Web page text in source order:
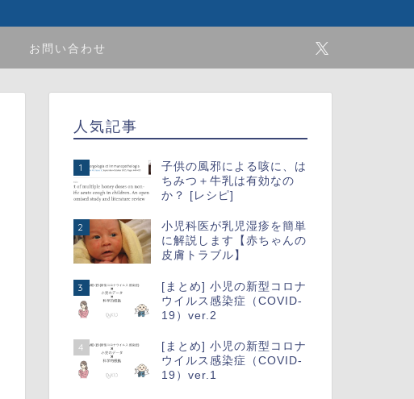
お問い合わせ
人気記事
1
子供の風邪による咳に、は
ちみつ＋牛乳は有効なの
か？ [レシピ]
2
小児科医が乳児湿疹を簡単
に解説します【赤ちゃんの
皮膚トラブル】
3
[まとめ] 小児の新型コロナ
ウイルス感染症（COVID-
19）ver.2
4
[まとめ] 小児の新型コロナ
ウイルス感染症（COVID-
19）ver.1